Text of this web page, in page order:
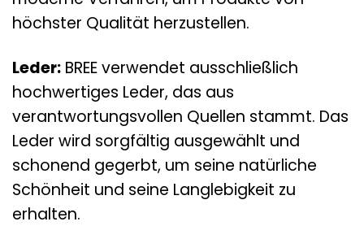
höchster Qualität herzustellen.
Leder: BREE verwendet ausschließlich
hochwertiges Leder, das aus
verantwortungsvollen Quellen stammt. Das
Leder wird sorgfältig ausgewählt und
schonend gegerbt, um seine natürliche
Schönheit und seine Langlebigkeit zu
erhalten.